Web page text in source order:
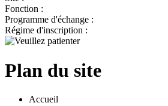
Fonction :
Programme d'échange :
Régime d'inscription :
Plan du site
Accueil